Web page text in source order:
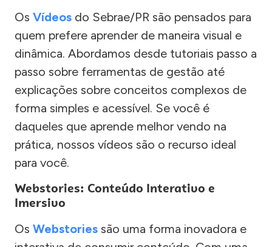
Os Vídeos do Sebrae/PR são pensados para
quem prefere aprender de maneira visual e
dinâmica. Abordamos desde tutoriais passo a
passo sobre ferramentas de gestão até
explicações sobre conceitos complexos de
forma simples e acessível. Se você é
daqueles que aprende melhor vendo na
prática, nossos vídeos são o recurso ideal
para você.
Webstories: Conteúdo Interativo e
Imersivo
Os Webstories são uma forma inovadora e